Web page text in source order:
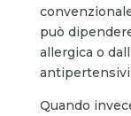
può
allergica o
antipertensivi.
Quando